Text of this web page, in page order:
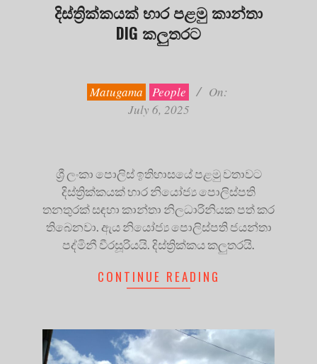
දිස්ත්‍රික්කයක් භාර පළමු කාන්තා
DIG කලුතරට
Matugama People
On:
July 6, 2025
ශ්‍රී ලංකා පොලිස් ඉතිහාසයේ පළමු වතාවට
දිස්ත්‍රික්කයක් භාර නියෝජ්‍ය පොලිස්පති
තනතුරක් සඳහා කාන්තා නිලධාරිනියක පත් කර
තිබෙනවා. ඇය නියෝජ්‍ය පොලිස්පති ජයන්තා
පද්මිනී වීරසූරියයි. දිස්ත්‍රික්කය කලුතරයි.
CONTINUE READING